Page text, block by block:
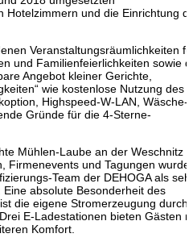
Hotelzimmern und die Einrichtung
Veranstaltungsräumlichkeiten
und Familienfeierlichkeiten sowie
Angebot kleiner Gerichte,
wie kostenlose Nutzung des
Highspeed-W-LAN, Wäsche-
Gründe für die 4-Sterne-
Mühlen-Laube an der Weschnitz
Firmenevents und Tagungen wurde
Team der DEHOGA als
absolute Besonderheit des
die eigene Stromerzeugung durch
E-Ladestationen bieten Gästen
Komfort.